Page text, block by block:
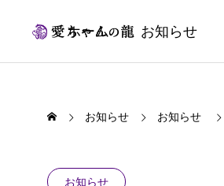
ホーム お知らせ
お知らせ お知らせ
お知らせ